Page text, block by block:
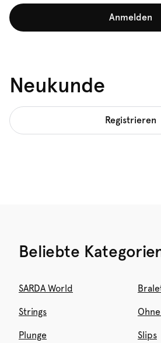
Anmelden
Neukunde
Registrieren
Beliebte
SARDA World
Strings
Plunge Slips